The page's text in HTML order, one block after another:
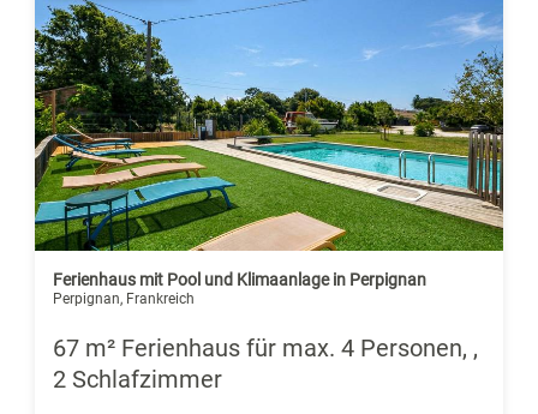
Ferienhaus mit Pool und Klimaanlage in Perpignan
Perpignan, Frankreich
67 m² Ferienhaus für max. 4 Personen, ,
2 Schlafzimmer